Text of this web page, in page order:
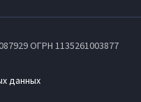
ОГРН 1135261003877
данных